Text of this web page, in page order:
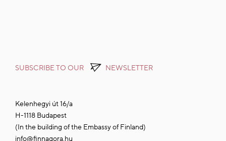
Kelenhegyi út 16/a
H-1118 Budapest
(In the building of the Embassy of Finland)
info@finnagora.hu
SUBSCRIBE TO OUR NEWSLETTER